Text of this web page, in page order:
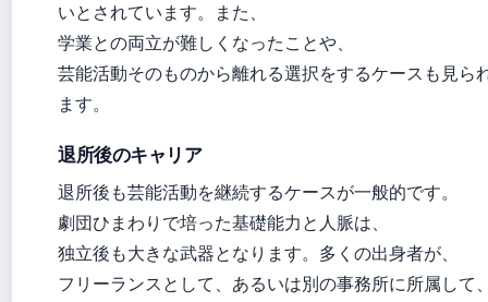
いとされています。また、
学業との両立が難しくなったことや、
芸能活動そのものから離れる選択をするケースも見ら
ます。
退所後のキャリア
退所後も芸能活動を継続するケースが一般的です。
劇団ひまわりで培った基礎能力と人脈は、
独立後も大きな武器となります。多くの出身者が、
フリーランスとして、あるいは別の事務所に所属して